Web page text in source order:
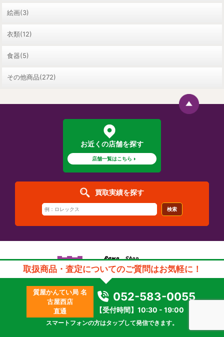
絵画(3)
衣類(12)
食器(5)
その他商品(272)
お近くの店舗を探す
店舗一覧はこちら
買取実績を探す
検索
COMPANY
質屋かんてい局とは
取扱商品・査定についてのご質問はお気軽に！
質屋かんてい局 名
古屋西店
直通
052-583-0055
【受付時間】10:30 - 19:00
スマートフォンの方はタップして発信できます。